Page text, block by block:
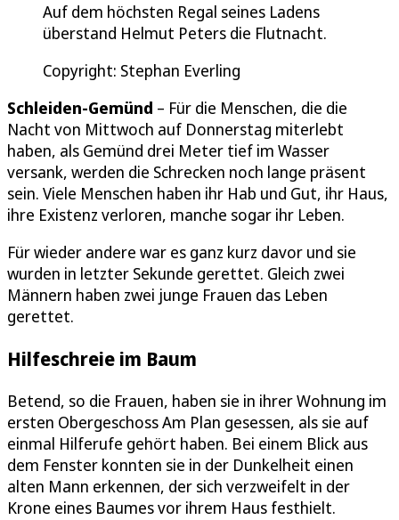
Auf dem höchsten Regal seines Ladens
überstand Helmut Peters die Flutnacht.
Copyright: Stephan Everling
Schleiden-Gemünd – Für die Menschen, die die
Nacht von Mittwoch auf Donnerstag miterlebt
haben, als Gemünd drei Meter tief im Wasser
versank, werden die Schrecken noch lange präsent
sein. Viele Menschen haben ihr Hab und Gut, ihr Haus,
ihre Existenz verloren, manche sogar ihr Leben.
Für wieder andere war es ganz kurz davor und sie
wurden in letzter Sekunde gerettet. Gleich zwei
Männern haben zwei junge Frauen das Leben
gerettet.
Hilfeschreie im Baum
Betend, so die Frauen, haben sie in ihrer Wohnung im
ersten Obergeschoss Am Plan gesessen, als sie auf
einmal Hilferufe gehört haben. Bei einem Blick aus
dem Fenster konnten sie in der Dunkelheit einen
alten Mann erkennen, der sich verzweifelt in der
Krone eines Baumes vor ihrem Haus festhielt.